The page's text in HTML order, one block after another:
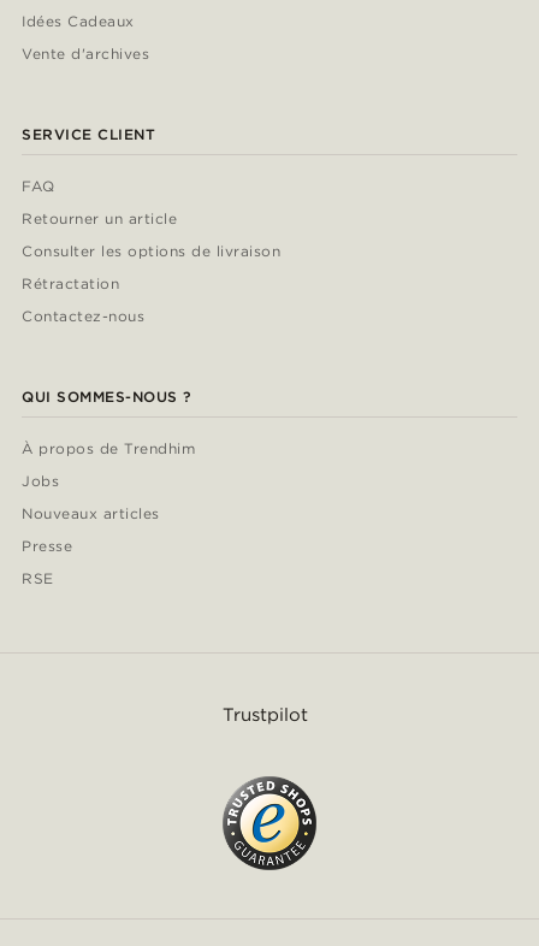
Idées Cadeaux
Vente d'archives
SERVICE CLIENT
FAQ
Retourner un article
Consulter les options de livraison
Rétractation
Contactez-nous
QUI SOMMES-NOUS ?
À propos de Trendhim
Jobs
Nouveaux articles
Presse
RSE
Trustpilot